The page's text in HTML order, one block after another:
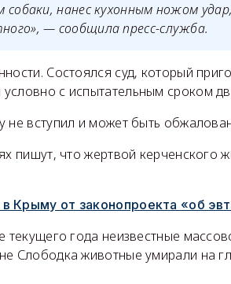
собаки, нанес кухонным ножом
— сообщила пресс-служба.
Состоялся суд, который
с испытательным сроком
не вступил и может быть
пишут, что жертвой керченского
Крыму от законопроекта «об
текущего года неизвестные
Слободка животные умирали на